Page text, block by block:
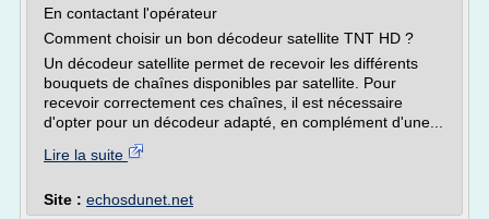
En contactant l'opérateur
Comment choisir un bon décodeur satellite TNT HD ?
Un décodeur satellite permet de recevoir les différents
bouquets de chaînes disponibles par satellite. Pour
recevoir correctement ces chaînes, il est nécessaire
d'opter pour un décodeur adapté, en complément d'une...
Lire la suite
Site : echosdunet.net